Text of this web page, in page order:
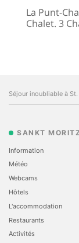
La Punt-
Chalet. 3
Séjour inoubliable à
SANKT
Information
Météo
Webcams
Hôtels
L'accommodation
Restaurants
Activités